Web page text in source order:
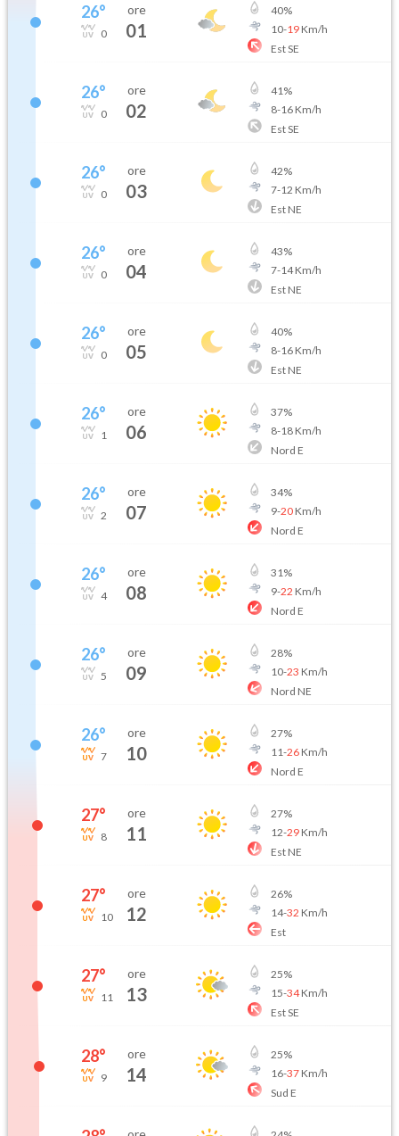
26°
0
ore
01
40%
10-19Km/h
Est SE
26°
0
ore
02
41%
8-16Km/h
Est SE
26°
0
ore
03
42%
7-12 Km/h
Est NE
26°
0
ore
04
43%
7-14Km/h
Est NE
26°
0
ore
05
40%
8-16Km/h
Est NE
26°
1
ore
06
37%
8-18Km/h
Nord E
26°
2
ore
07
34%
9-20Km/h
Nord E
26°
4
ore
08
31%
9-22 Km/h
Nord E
26°
5
ore
09
28%
10-23 Km/h
Nord NE
26°
7
ore
10
27%
11-26Km/h
Nord E
27°
8
ore
11
27%
12-29Km/h
Est NE
27°
10
ore
12
26%
14-32 Km/h
Est
27°
11
ore
13
25%
15-34Km/h
Est SE
28°
9
ore
14
25%
16-37Km/h
Sud E